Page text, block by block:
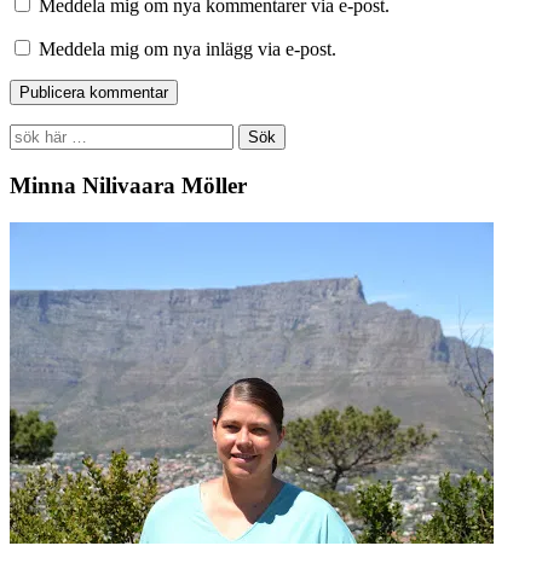
Meddela mig om nya kommentarer via e-post.
Meddela mig om nya inlägg via e-post.
Search
for:
Minna Nilivaara Möller